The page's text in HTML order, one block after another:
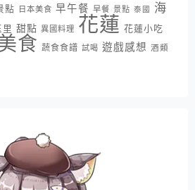
點 日本美食 早午餐 早餐 景點 泰國
海
里 甜點 異國料理 花蓮 花蓮小吃
食 蔬食食譜 試喝 遊戲感想 酒類